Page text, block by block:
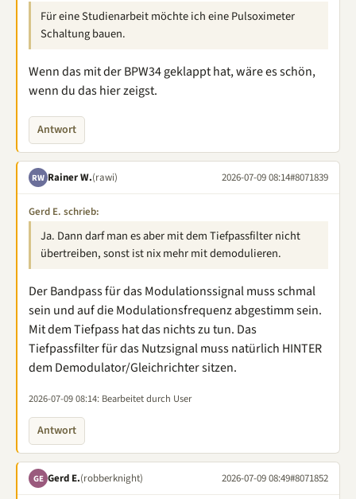
Für eine Studienarbeit möchte ich eine Pulsoximeter
Schaltung bauen.
Wenn das mit der BPW34 geklappt hat, wäre es schön,
wenn du das hier zeigst.
Antwort
RW Rainer W.(rawi) 2026-07-09 08:14#8071839
Gerd E. schrieb:
Ja. Dann darf man es aber mit dem Tiefpassfilter nicht
übertreiben, sonst ist nix mehr mit demodulieren.
Der Bandpass für das Modulationssignal muss schmal
sein und auf die Modulationsfrequenz abgestimm sein.
Mit dem Tiefpass hat das nichts zu tun. Das
Tiefpassfilter für das Nutzsignal muss natürlich HINTER
dem Demodulator/Gleichrichter sitzen.
2026-07-09 08:14: Bearbeitet durch User
Antwort
GE Gerd E.(robberknight) 2026-07-09 08:49#8071852